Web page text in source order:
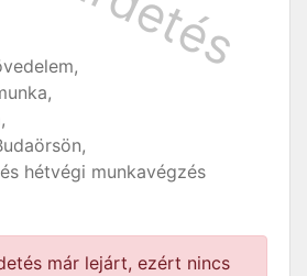
hétvégi munkavégzés
már lejárt, ezért nincs